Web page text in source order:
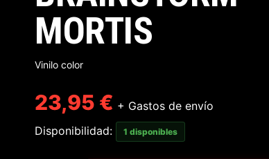
MORTIS
Vinilo color
23,95 € + Gastos de envío
Disponibilidad:
1 disponibles